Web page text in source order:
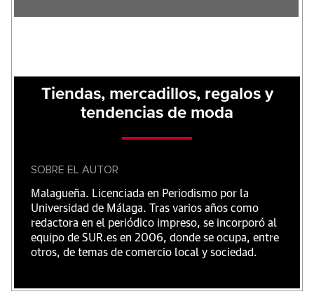
Tiendas, mercadillos, regalos y
tendencias de moda
SOBRE EL AUTOR
Malagueña. Licenciada en Periodismo por la
Universidad de Málaga. Tras varios años como
redactora en el periódico impreso, se incorporó al
equipo de SUR.es en 2006, donde se ocupa, entre
otros, de temas de comercio local y sociedad.